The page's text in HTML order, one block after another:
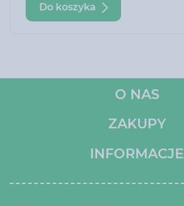
Do koszyka
O NAS
ZAKUPY
INFORMACJE